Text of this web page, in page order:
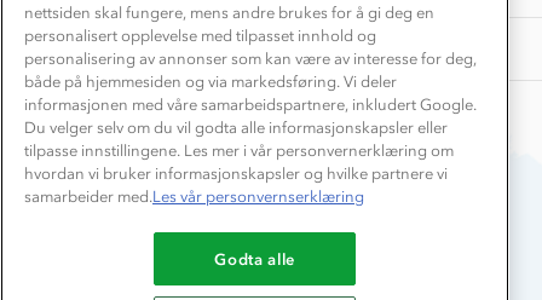
AKTIVITETER
Tips til hyttetur
Du betaler enkelt med
nettsiden skal fungere, mens andre brukes for å gi deg en
personalisert opplevelse med tilpasset innhold og
personalisering av annonser som kan være av interesse for deg,
både på hjemmesiden og via markedsføring. Vi deler
informasjonen med våre samarbeidspartnere, inkludert Google.
Du velger selv om du vil godta alle informasjonskapsler eller
tilpasse innstillingene. Les mer i vår personvernerklæring om
hvordan vi bruker informasjonskapsler og hvilke partnere vi
samarbeider med.Les vår personvernserklæring
Godta alle